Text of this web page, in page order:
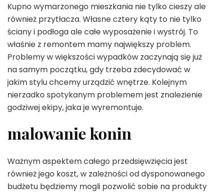
Kupno wymarzonego mieszkania nie tylko cieszy ale
również przytłacza. Własne cztery kąty to nie tylko
ściany i podłoga ale całe wyposażenie i wystrój. To
właśnie z remontem mamy największy problem.
Problemy w większości wypadków zaczynają się już
na samym początku, gdy trzeba zdecydować w
jakim stylu chcemy urządzić wnętrze. Kolejnym
nierzadko spotykanym problemem jest znalezienie
godziwej ekipy, jaka je wyremontuje.
malowanie konin
Ważnym aspektem całego przedsięwzięcia jest
również jego koszt, w zależności od dysponowanego
budżetu będziemy mogli pozwolić sobie na produkty